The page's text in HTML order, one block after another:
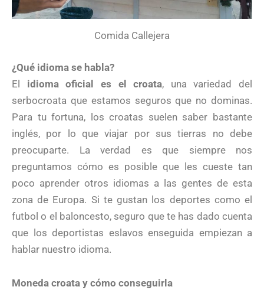
Comida Callejera
¿Qué idioma se habla?
El idioma oficial es el croata, una variedad del
serbocroata que estamos seguros que no dominas.
Para tu fortuna, los croatas suelen saber bastante
inglés, por lo que viajar por sus tierras no debe
preocuparte. La verdad es que siempre nos
preguntamos cómo es posible que les cueste tan
poco aprender otros idiomas a las gentes de esta
zona de Europa. Si te gustan los deportes como el
futbol o el baloncesto, seguro que te has dado cuenta
que los deportistas eslavos enseguida empiezan a
hablar nuestro idioma.
Moneda croata y cómo conseguirla